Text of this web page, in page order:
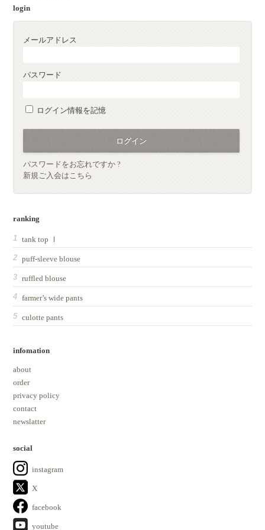
login
メールアドレス
パスワード
ログイン情報を記憶
パスワードをお忘れですか ?
新規ご入会はこちら
ranking
tank top Ⅰ
puff-sleeve blouse
ruffled blouse
farmer’s wide pants
culotte pants
infomation
about
order
privacy policy
contact
newslatter
social
instagram
X
facebook
youtube